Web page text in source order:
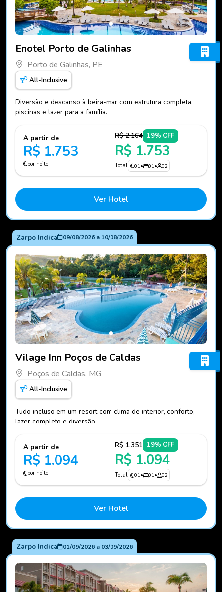
Enotel Porto de Galinhas
Porto de Galinhas, PE
All-Inclusive
Diversão e descanso à beira-mar com estrutura completa,
piscinas e lazer para a família.
A partir de
R$ 1.753
por noite
R$ 2.164 19% OFF
R$ 1.753
Total 01• 01• 02
Ver Hotel
Zarpo Indica 09/08/2026a 10/08/2026
Vilage Inn Poços de Caldas
Poços de Caldas, MG
All-Inclusive
Tudo incluso em um resort com clima de interior, conforto,
lazer completo e diversão.
A partir de
R$ 1.094
por noite
R$ 1.351 19% OFF
R$ 1.094
Total 01• 01• 02
Ver Hotel
Zarpo Indica 01/09/2026a 03/09/2026